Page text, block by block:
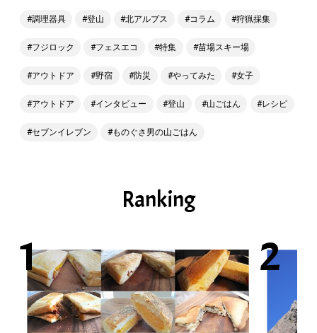
調理器具 登山 北アルプス コラム 狩猟採集
フジロック フェスエコ 特集 苗場スキー場
アウトドア 野宿 防災 やってみた 女子
アウトドア インタビュー 登山 山ごはん レシピ
セブンイレブン ものぐさ男の山ごはん
Ranking